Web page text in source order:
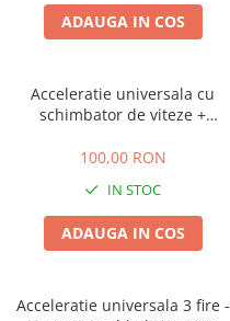
Masina Electrica Arora
Masina Electrica 2 Locuri fara
Permis
Cu 3 Roti
Cu 4 Roti
ADAUGA IN COS
Acceleratie universala cu
schimbator de viteze +
100,00 RON
IN STOC
ADAUGA IN COS
Acceleratie universala 3 fire -